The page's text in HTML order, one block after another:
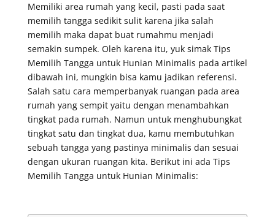
Memiliki area rumah yang kecil, pasti pada saat
memilih tangga sedikit sulit karena jika salah
memilih maka dapat buat rumahmu menjadi
semakin sumpek. Oleh karena itu, yuk simak Tips
Memilih Tangga untuk Hunian Minimalis pada artikel
dibawah ini, mungkin bisa kamu jadikan referensi.
Salah satu cara memperbanyak ruangan pada area
rumah yang sempit yaitu dengan menambahkan
tingkat pada rumah. Namun untuk menghubungkat
tingkat satu dan tingkat dua, kamu membutuhkan
sebuah tangga yang pastinya minimalis dan sesuai
dengan ukuran ruangan kita. Berikut ini ada Tips
Memilih Tangga untuk Hunian Minimalis: